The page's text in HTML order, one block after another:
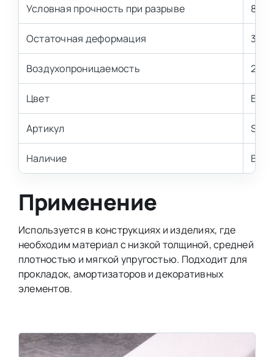
Условная прочность при разрыве 80
Остаточная деформация 3,0-
Воздухопроницаемость 2,7-
Цвет
Артикул
Наличие В
Применение
Используется в конструкциях и изделиях, где
необходим материал с низкой толщиной, средней
плотностью и мягкой упругостью. Подходит для
прокладок, амортизаторов и декоративных
элементов.